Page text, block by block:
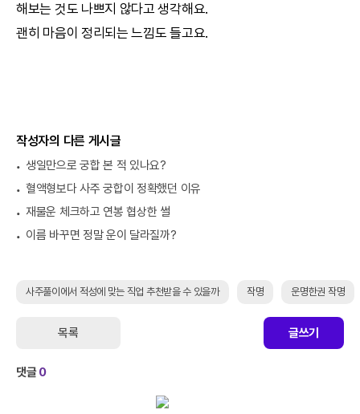
해보는 것도 나쁘지 않다고 생각해요.
괜히 마음이 정리되는 느낌도 들고요.
작성자의 다른 게시글
생일만으로 궁합 본 적 있나요?
혈액형보다 사주 궁합이 정확했던 이유
재물운 체크하고 연봉 협상한 썰
이름 바꾸면 정말 운이 달라질까?
사주풀이에서 적성에 맞는 직업 추천받을 수 있을까 작명 운명한권 작명
목록 글쓰기
댓글0